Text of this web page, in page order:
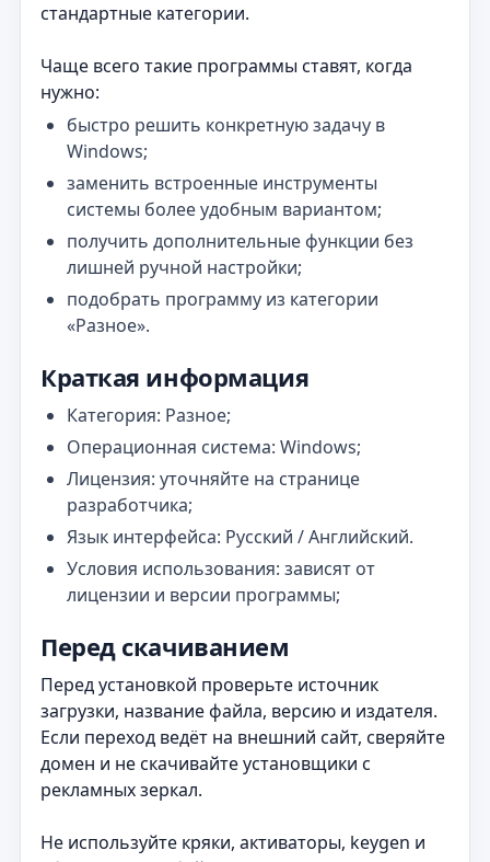
стандартные категории.
Чаще всего такие программы ставят, когда
нужно:
быстро решить конкретную задачу в
Windows;
заменить встроенные инструменты
системы более удобным вариантом;
получить дополнительные функции без
лишней ручной настройки;
подобрать программу из категории
«Разное».
Краткая информация
Категория: Разное;
Операционная система: Windows;
Лицензия: уточняйте на странице
разработчика;
Язык интерфейса: Русский / Английский.
Условия использования: зависят от
лицензии и версии программы;
Перед скачиванием
Перед установкой проверьте источник
загрузки, название файла, версию и издателя.
Если переход ведёт на внешний сайт, сверяйте
домен и не скачивайте установщики с
рекламных зеркал.
Не используйте кряки, активаторы, keygen и